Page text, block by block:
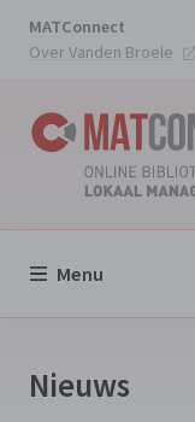
MATConnect
Over Vanden Broele
Menu
Nieuws